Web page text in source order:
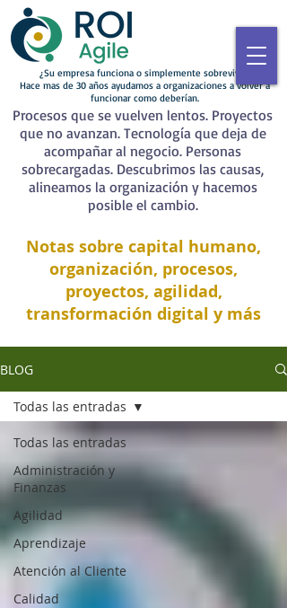
¿Su empresa funciona o simplemente sobrevive?
Hace mas de 30 años ayudamos a organizaciones a volver a
funcionar como deberían.
Procesos que se vuelven lentos. Proyectos
que no avanzan. Tecnología que deja de
acompañar al negocio. Personas
sobrecargadas. Descubrimos las causas,
alineamos la organización y hacemos
posible el cambio.
Notas sobre capital humano,
organización, procesos,
proyectos, agilidad,
transformación digital y más
BLOG
Todas las entradas
Administración y
Finanzas
Agilidad
Aprendizaje
Atención al Cliente
Calidad
Todas las entradas